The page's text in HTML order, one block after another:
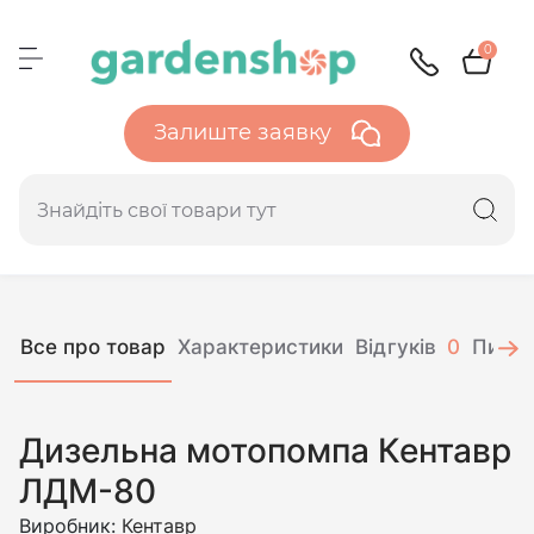
0
Залиште заявку
Все про товар Характеристики Відгуків 0
Дизельна мотопомпа Кентавр
ЛДМ-80
Виробник: Кентавр